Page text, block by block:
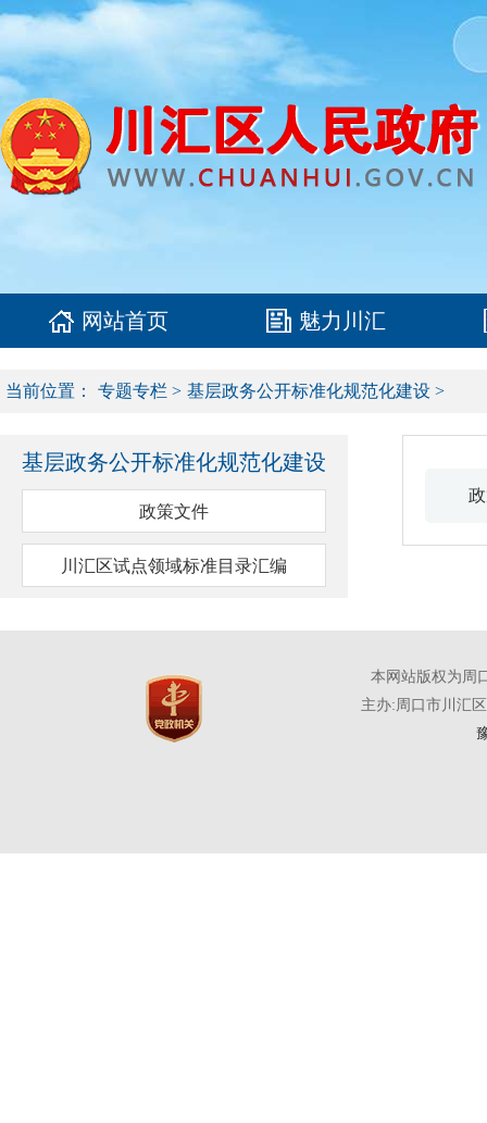
网站首页 魅力川汇
当前位置： 专题专栏 > 基层政务公开标准化规范化建设 >
基层政务公开标准化规范化建设
政策文件
川汇区试点领域标准目录汇编
本网站版权为周
主办:周口市川汇